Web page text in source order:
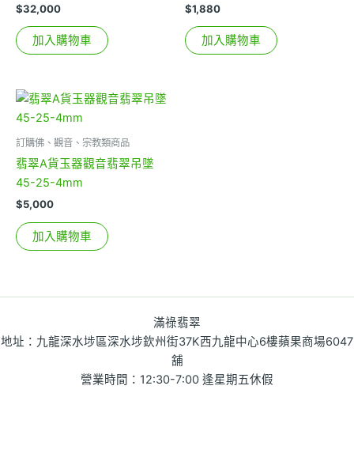
$32,000
加入購物車
$1,880
加入購物車
訂購佛、觀音、宗教類商品
翡翠A貨玉器觀音翡翠吊墜
45-25-4mm
$5,000
加入購物車
滿祿翡翠
地址：九龍深水埗區深水埗欽州街37K西九龍中心6樓蘋果商場6047
舖
營業時間：12:30-7:00 逢星期五休假